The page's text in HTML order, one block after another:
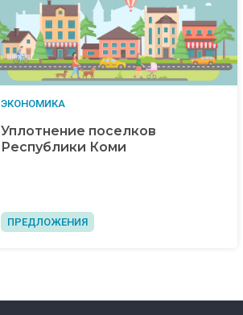
ЭКОНОМИКА
Уплотнение поселков
Республики Коми
ПРЕДЛОЖЕНИЯ